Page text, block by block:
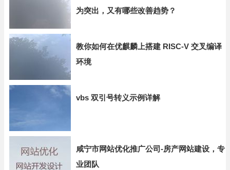
为突出，又有哪些改善趋势？
教你如何在优麒麟上搭建 RISC-V 交叉编译
环境
vbs 双引号转义示例详解
咸宁市网站优化推广公司-房产网站建设，专
业团队